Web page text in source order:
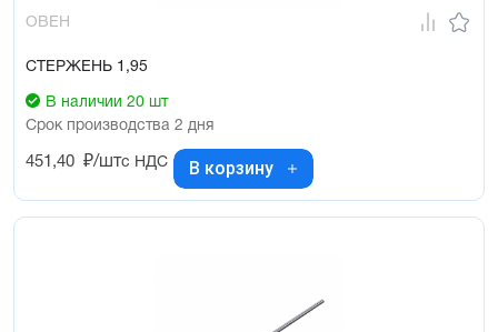
ОВЕН
СТЕРЖЕНЬ 1,95
В наличии 20 шт
Срок производства 2 дня
451,40 ₽/штс НДС В корзину